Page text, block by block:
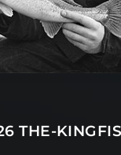
THE-